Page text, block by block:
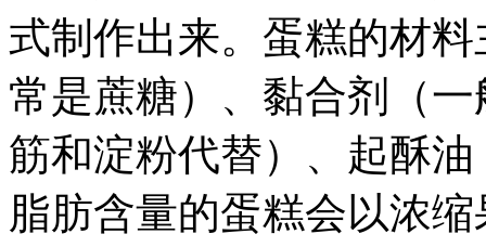
式制作出来。蛋糕的材
常是蔗糖）、黏合剂（
筋和淀粉代替）、起酥
脂肪含量的蛋糕会以浓